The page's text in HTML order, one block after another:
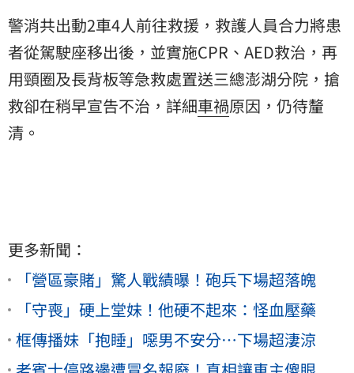
警消共出動2車4人前往救援，救護人員合力將患
者從駕駛座移出後，並實施CPR、AED救治，再
用頸圈及長背板等急救處置送三總澎湖分院，搶
救卻在稍早宣告不治，詳細車禍原因，仍待釐
清。
更多新聞：
「營區豪賭」驚人戰績曝！砲兵下場超落魄
「守喪」硬上堂妹！他硬不起來：怪血壓藥
框傳播妹「抱睡」噁男不安分…下場超淒涼